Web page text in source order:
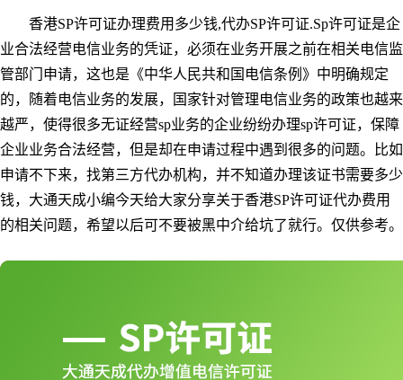
香港SP许可证办理费用多少钱,代办SP许可证.Sp许可证是企
业合法经营电信业务的凭证，必须在业务开展之前在相关电信监
管部门申请，这也是《中华人民共和国电信条例》中明确规定
的，随着电信业务的发展，国家针对管理电信业务的政策也越来
越严，使得很多无证经营sp业务的企业纷纷办理sp许可证，保障
企业业务合法经营，但是却在申请过程中遇到很多的问题。比如
申请不下来，找第三方代办机构，并不知道办理该证书需要多少
钱，大通天成小编今天给大家分享关于香港SP许可证代办费用
的相关问题，希望以后可不要被黑中介给坑了就行。仅供参考。